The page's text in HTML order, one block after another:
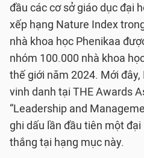
đầu các cơ sở giáo dục đại
xếp hạng Nature Index
nhà khoa học Phenikaa
nhóm 100.000 nhà khoa
thế giới năm 2024. Mới
vinh danh tại THE Awards
“Leadership and
ghi dấu lần đầu tiên một
thắng tại hạng mục này.